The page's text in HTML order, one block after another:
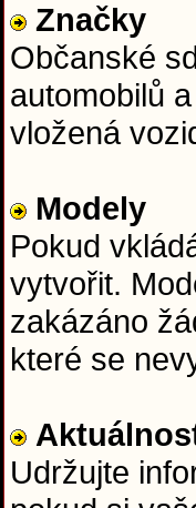
Značky
Občanské
automobilů
vložená
Modely
Pokud
vytvořit.
zakázáno
které se
Udržujte